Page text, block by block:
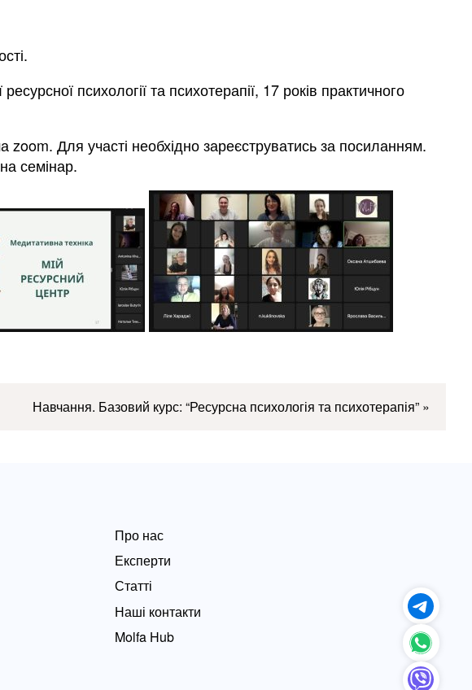
психології та психотерапії, 17 років практичного
zoom. Для участі необхідно зареєструватись за посиланням.
семінар.
Навчання. Базовий курс: “Ресурсна психологія та психотерапія” »
Про нас
Експерти
Статті
Наші контакти
Molfa Hub